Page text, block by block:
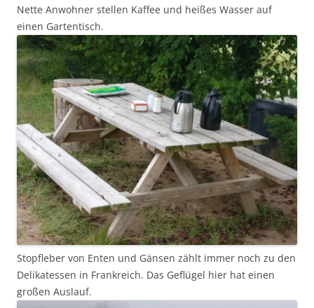
Nette Anwohner stellen Kaffee und heißes Wasser auf
einen Gartentisch.
Stopfleber von Enten und Gänsen zählt immer noch zu den
Delikatessen in Frankreich. Das Geflügel hier hat einen
großen Auslauf.